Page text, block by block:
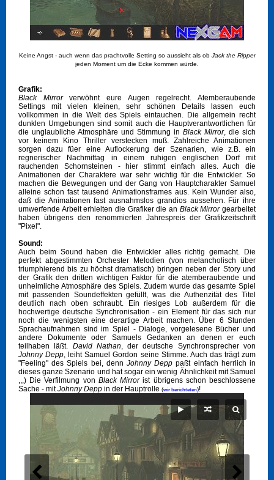
Keine Angst - auch wenn das prachtvolle Setting so aussieht als ob Jack the Ripper
jeden Moment um die Ecke kommen würde.
Grafik:
Black Mirrorverwöhnt eure Augen regelrecht. Atemberaubende
Settings mit vielen kleinen, sehr schönen Details lassen euch
vollkommen in die Welt des Spiels eintauchen. Die allgemein recht
dunklen Umgebungen sind somit auch die Hauptverantwortlichen für
die unglaubliche Atmosphäre und Stimmung in Black Mirror, die sich
vor keinem Kino Thriller verstecken muß. Zahlreiche Animationen
sorgen dazu füer eine Auflockerung der Szenarien, wie z.B. ein
regnerischer Nachmittag in einem ruhigen englischen Dorf mit
rauchenden Schornsteinen - hier stimmt einfach alles. Auch die
Animationen der Charaktere war sehr wichtig für die Entwickler. So
machen die Bewegungen und der Gang von Hauptcharakter Samuel
alleine schon fast tausend Animationsframes aus. Kein Wunder also,
daß die Animationen fast ausnahmslos grandios aussehen. Für ihre
umwerfende Arbeit erhielten die Grafiker die an Black Mirrorgearbeitet
haben übrigens den renommierten Jahrespreis der Grafikzeitschrift
"Pixel".
Sound:
Auch beim Sound haben die Entwickler alles richtig gemacht. Die
perfekt abgestimmten Orchester Melodien (von melancholisch über
triumphierend bis zu höchst dramatisch) bringen neben der Story und
der Grafik den dritten wichtigen Faktor für die atemberaubende und
unheimliche Atmosphäre des Spiels. Zudem wurde das gesamte Spiel
mit passenden Soundeffekten gefüllt, was die Authenzität des Titel
deutlich nach oben schraubt. Ein riesiges Lob außerdem für die
hochwertige deutsche Synchronisation - ein Element für das sich nur
noch die wenigsten eine derartige Arbeit machen. Über 6 Stunden
Sprachaufnahmen sind im Spiel - Dialoge, vorgelesene Bücher und
andere Dokumente oder Samuels Gedanken an denen er euch
teilhaben läßt. David Nathan, der deutsche Synchronsprecher von
Johnny Depp, leiht Samuel Gordon seine Stimme. Auch das trägt zum
"Feeling" des Spiels bei, denn Johnny Depp paßt einfach herrlich in
dieses ganze Szenario und hat sogar ein wenig Ähnlichkeit mit Samuel
,,,) Die Verfilmung von Black Mirrorist übrigens schon beschlossene
Sache - mitJohnny Depp in der Hauptrolle (wir berichteten)!